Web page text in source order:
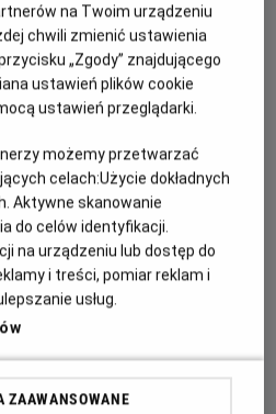
Елліот
студентка Сінді Кемпбелл та її
жорстокого маніяка в масці
та Шорті Мікс знову
їм довелося розлучитися, й
їх пережити чимало всього.
й досвідченими особами, які
знову змушені будуть
Але до компанії
Попереду їх очікує
кровожерливі вампіри та
na Twoim urządzeniu
chwili zmienić ustawienia
„Zgody” znajdującego
ustawień plików cookie
ustawień przeglądarki.
możemy przetwarzać
celach:Użycie dokładnych
Aktywne skanowanie
do celów identyfikacji.
na urządzeniu lub dostęp do
i treści, pomiar reklam i
usług.
ZAAWANSOWANE